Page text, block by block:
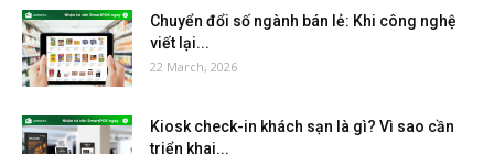
Chuyển đổi số ngành bán lẻ: Khi công nghệ
viết lại...
22 March, 2026
Kiosk check-in khách sạn là gì? Vì sao cần
triển khai...